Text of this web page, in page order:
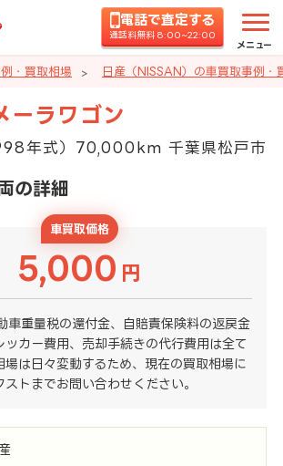
電話で査定する
通話料無料 8:00~22:00
メニュー
・買取相場 日産（NISSAN）の車買取事例・
ーラワゴン
年式）70,000km 千葉県松戸市
の詳細
車買取価格
5,000 円
車重量税の還付金、自賠責保険料の返戻金
ッカー費用、売却手続きの代行費用は全て
場は日々変動するため、現在の買取相場に
ストまでお問い合わせください。